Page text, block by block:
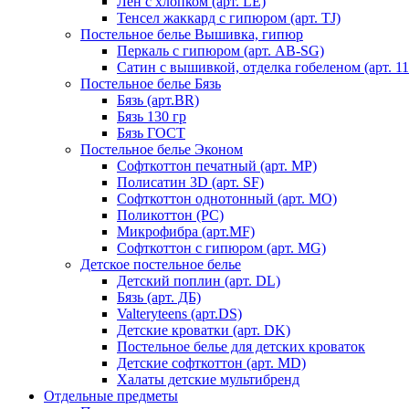
Тенсел жаккард с гипюром (арт. TJ)
Постельное белье Вышивка, гипюр
Перкаль с гипюром (арт. AB-SG)
Сатин с вышивкой, отделка гобеленом (арт.
Постельное белье Бязь
Бязь (арт.BR)
Бязь 130 гр
Бязь ГОСТ
Постельное белье Эконом
Софткоттон печатный (арт. MР)
Полисатин 3D (арт. SF)
Софткоттон однотонный (арт. MO)
Поликоттон (PC)
Микрофибра (арт.MF)
Софткоттон с гипюром (арт. MG)
Детское постельное белье
Детский поплин (арт. DL)
Бязь (арт. ДБ)
Valteryteens (арт.DS)
Детские кроватки (арт. DK)
Постельное белье для детских кроваток
Детские софткоттон (арт. MD)
Халаты детские мультибренд
Отдельные предметы